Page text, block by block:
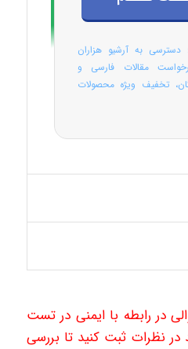
دسترسی به آرشیو هزاران
مقالات فارسی و
تخفیف ویژه محصولات
در رابطه با ایمنی در تست
در نظرات ثبت کنید تا بررسی